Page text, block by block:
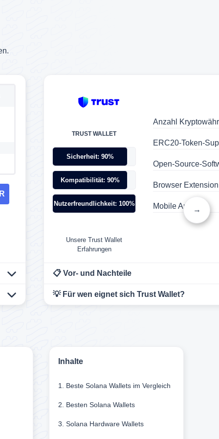
TRUST WALLET
Sicherheit: 90%
Kompatibilität: 90%
Nutzerfreundlichkeit: 100%
Unsere Trust Wallet
Erfahrungen
Anzahl
ERC20-Token-
Open-Source-
Browser
Mobile App:
📋 Vor- und Nachteile
💡 Für wen eignet sich Trust Wallet?
→
Inhalte
1. Beste Solana Wallets im Vergleich
2. Besten Solana Wallets
3. Solana Hardware Wallets